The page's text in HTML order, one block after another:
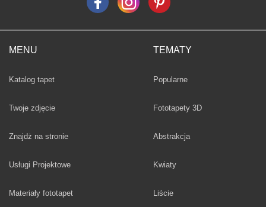
MENU
Katalog tapet
Twoje zdjęcie
Znajdż na stronie
Usługi Projektowe
Materiały fototapet
TEMATY
Fototapety
Popularne
Fototapety 3D
Fototapety
Abstrakcja
Fototapety
Kwiaty
Fototapety
Liście